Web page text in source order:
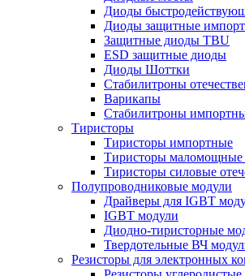
Диоды
Диоды защитные
Защитные диоды TBU
ESD защитные диоды
Диоды Шоттки
Стабилитроны
Варикапы
Стабилитроны
Тиристоры
Тиристоры импортные
Тиристоры маломощные
Тиристоры силовые
Полупроводниковые модули
Драйверы для IGBT
IGBT модули
Диодно-тиристорные
Твердотельные ВЧ
Резисторы для электронных